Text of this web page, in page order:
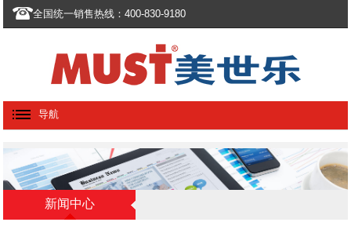
全国统一销售热线：400-830-9180
导航
新闻中心